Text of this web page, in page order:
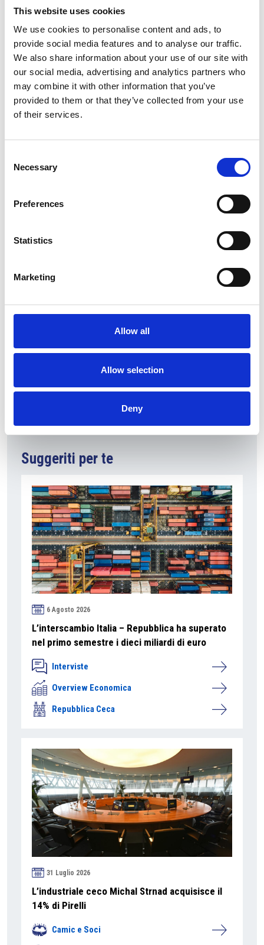
This website uses cookies
We use cookies to personalise content and ads, to
provide social media features and to analyse our traffic.
We also share information about your use of our site with
our social media, advertising and analytics partners who
may combine it with other information that you’ve
provided to them or that they’ve collected from your use
of their services.
Selection
Necessary
Preferences
Statistics
Marketing
Allow all
Allow selection
Deny
“Nell’epoca, in cui il romanzo è stato scritto, il calcio
era un gioco soprattutto dei paesi anglofoni. Tra i
numerosi paesi che la nostra squadra visita c’è anche
l’Australia, che viene dipinta come una grande potenza
calcistica, una cosa certamente non più vera oggi.
L’Italia è invece più ai margini. C’è quindi un aspetto
storico di un calcio ancora molto inglese. Per un
anche esotiche rappresenta sicuramente un altro
. Cosa ha
prima opera di traduzione in una collana così
importante che raccoglie alcuni dei classici ma anche
gli autori contemporanei della letteratura ceca. La
collana nasce grazie alla passione di Alessandro De
redazione mi sono quindi potuto confrontare con una
persona di grande livello e con un’ottima conoscenza
del ceco. Questo è stato molto importante durante la
Suggeriti per te
6 Agosto 2026
L’interscambio Italia – Repubblica ha superato
nel primo semestre i dieci miliardi di euro
Interviste
Overview Economica
Repubblica Ceca
31 Luglio 2026
L’industriale ceco Michal Strnad acquisisce il
14% di Pirelli
Camic e Soci